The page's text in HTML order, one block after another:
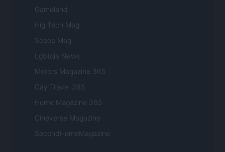
Gameland
Hig Tech Mag
Scoop Mag
Lgbtqia News
Motors Magazine 365
Day Travel 365
Home Magazine 365
Cineverse Magazine
SecondHomeMagazine